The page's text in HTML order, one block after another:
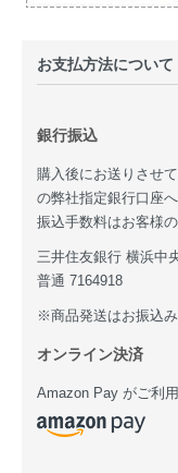
お支払方法について
銀行振込
購入後にお送りさせ
の弊社指定銀行口座
振込手数料はお客様
三井住友銀行 横浜中
普通 7164918
※商品発送はお振込み
オンライン決済
Amazon Pay がご利